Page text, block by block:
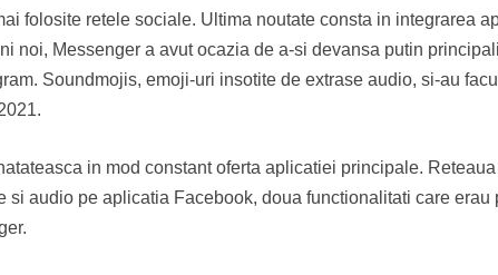
folosite retele sociale. Ultima noutate consta in integrarea
noi, Messenger a avut ocazia de a-si devansa putin
Soundmojis, emoji-uri insotite de extrase audio, si-au
in mod constant oferta aplicatiei principale.
si audio pe aplicatia Facebook, doua functionalitati care erau